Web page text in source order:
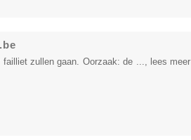
failliet zullen gaan. Oorzaak: de ..., lees meer